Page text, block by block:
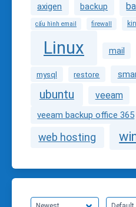
axigen backup
cấu hình email firewall
Linux mail
mysql restore
ubuntu veeam
veeam backup office 365
web hosting